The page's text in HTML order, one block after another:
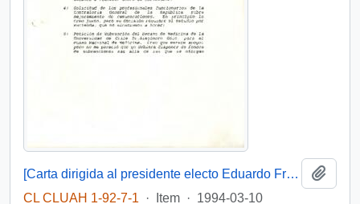
[Carta dirigida al presidente electo Eduardo Frei Ruiz-Tagle]
CL CLUAH 1-92-7-1
· Item · 1994-03-10